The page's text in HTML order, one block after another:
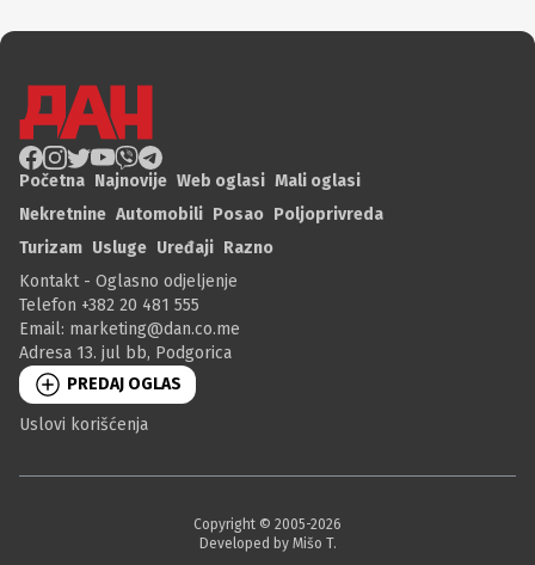
Početna Najnovije Web oglasi Mali oglasi
Nekretnine Automobili Posao Poljoprivreda
Turizam Usluge Uređaji Razno
Kontakt - Oglasno odjeljenje
Telefon +382 20 481 555
Email: marketing@dan.co.me
Adresa 13. jul bb, Podgorica
PREDAJ OGLAS
Uslovi korišćenja
Copyright © 2005-2026
Developed by Mišo T.